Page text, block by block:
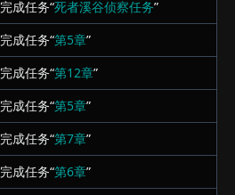
完成任务“死者溪谷侦察任务”
完成任务“第5章”
完成任务“第12章”
完成任务“第5章”
完成任务“第7章”
完成任务“第6章”